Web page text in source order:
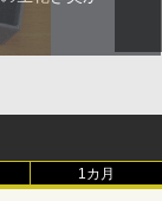
1カ月